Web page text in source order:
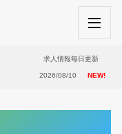
求人情報毎日更新
2026/08/10 NEW!